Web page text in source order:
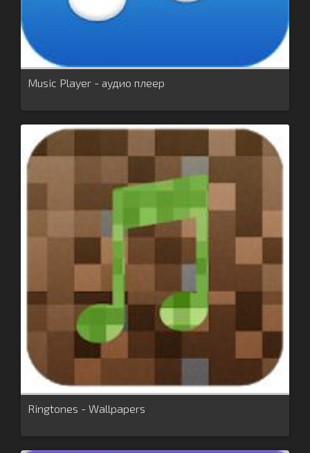
Music Player - аудио плеер
Ringtones - Wallpapers